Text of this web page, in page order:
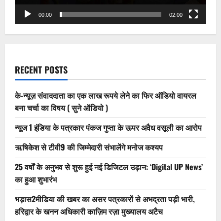
00:00 02:00
RECENT POSTS
के-न्यूज़ संवाददाता का एक लाख रूपये लेने का फिर ऑडियो वायरल
बना चर्चा का विषय ( सुने ऑडियो )
न्यूज 1 इंडिया के पत्रकार पंकज गुप्ता के ऊपर अवैध वसूली का आरोप
ऋषिकेश से टीवी9 की जिम्मेदारी संभालेंगे मनोज कश्यप
25 वर्षों के अनुभव से शुरू हुई नई डिजिटल उड़ान: ‘Digital UP News’
का हुआ शुभारंभ
भड़ास2मीडिया की खबर का असर पत्रकारों से अभद्रता पड़ी भारी,
हरिद्वार के खनन अधिकारी काज़िम रज़ा मुख्यालय अटैच